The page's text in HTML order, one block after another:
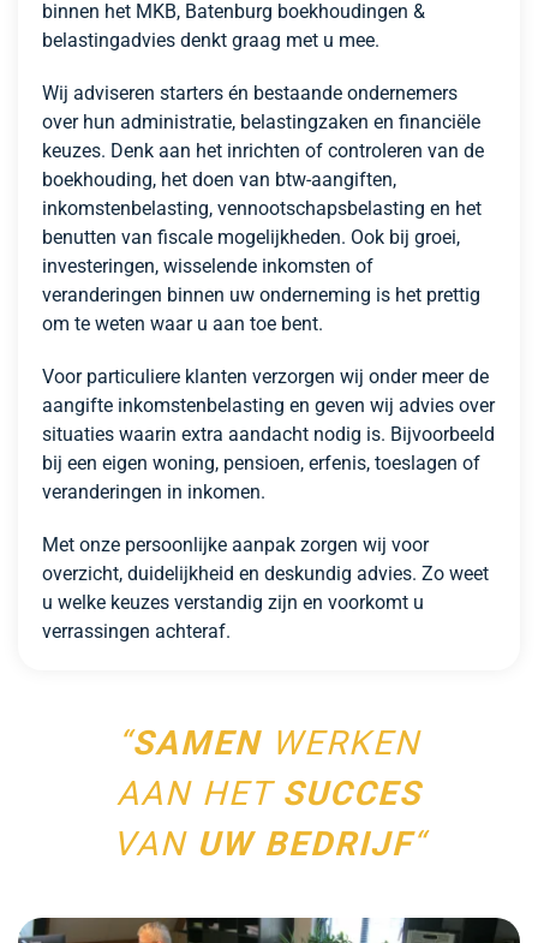
binnen het MKB, Batenburg boekhoudingen &
belastingadvies denkt graag met u mee.
Wij adviseren starters én bestaande ondernemers
over hun administratie, belastingzaken en financiële
keuzes. Denk aan het inrichten of controleren van de
boekhouding, het doen van btw-aangiften,
inkomstenbelasting, vennootschapsbelasting en het
benutten van fiscale mogelijkheden. Ook bij groei,
investeringen, wisselende inkomsten of
veranderingen binnen uw onderneming is het prettig
om te weten waar u aan toe bent.
Voor particuliere klanten verzorgen wij onder meer de
aangifte inkomstenbelasting en geven wij advies over
situaties waarin extra aandacht nodig is. Bijvoorbeeld
bij een eigen woning, pensioen, erfenis, toeslagen of
veranderingen in inkomen.
Met onze persoonlijke aanpak zorgen wij voor
overzicht, duidelijkheid en deskundig advies. Zo weet
u welke keuzes verstandig zijn en voorkomt u
verrassingen achteraf.
“SAMENWERKEN
AAN HET SUCCES
VAN UW BEDRIJF“